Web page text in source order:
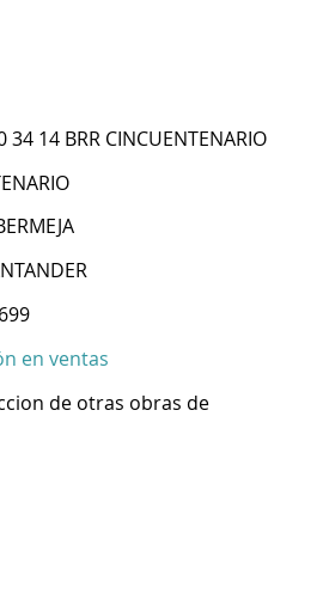
34 14 BRR CINCUENTENARIO
en ventas
de otras obras de